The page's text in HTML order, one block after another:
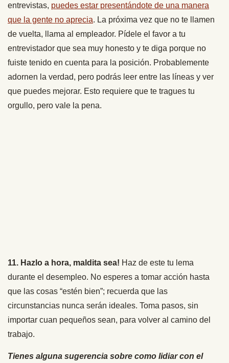
entrevistas, puedes estar presentándote de una manera
que la gente no aprecia. La próxima vez que no te llamen
de vuelta, llama al empleador. Pídele el favor a tu
entrevistador que sea muy honesto y te diga porque no
fuiste tenido en cuenta para la posición. Probablemente
adornen la verdad, pero podrás leer entre las líneas y ver
que puedes mejorar. Esto requiere que te tragues tu
orgullo, pero vale la pena.
11. Hazlo a hora, maldita sea! Haz de este tu lema
durante el desempleo. No esperes a tomar acción hasta
que las cosas “estén bien”; recuerda que las
circunstancias nunca serán ideales. Toma pasos, sin
importar cuan pequeños sean, para volver al camino del
trabajo.
Tienes alguna sugerencia sobre como lidiar con el